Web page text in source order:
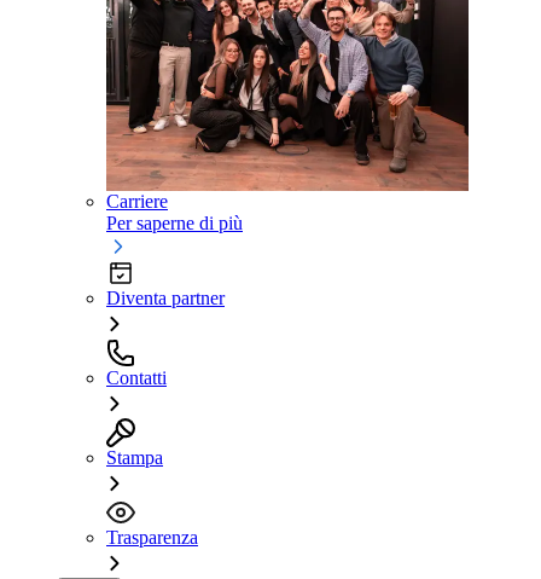
Carriere
Per saperne di più
Diventa partner
Contatti
Stampa
Trasparenza